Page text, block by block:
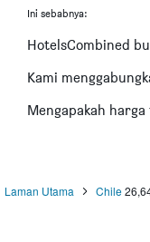
Ini sebabnya:
HotelsCombined
Kami
Mengapakah
Laman Utama Chile